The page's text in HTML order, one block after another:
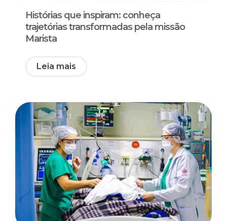
Histórias que inspiram: conheça
trajetórias transformadas pela missão
Marista
Leia mais